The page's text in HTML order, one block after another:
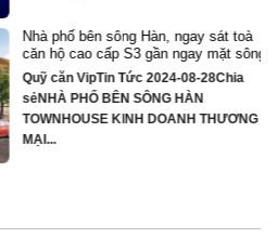
Nhà phố bên sông Hàn, ngay sát toà
căn hộ cao cấp S3 gần ngay mặt sông
Quỹ căn VipTin Tức 2024-08-28Chia
sẻNHÀ PHỐ BÊN SÔNG HÀN
TOWNHOUSE KINH DOANH THƯƠNG
MẠI...